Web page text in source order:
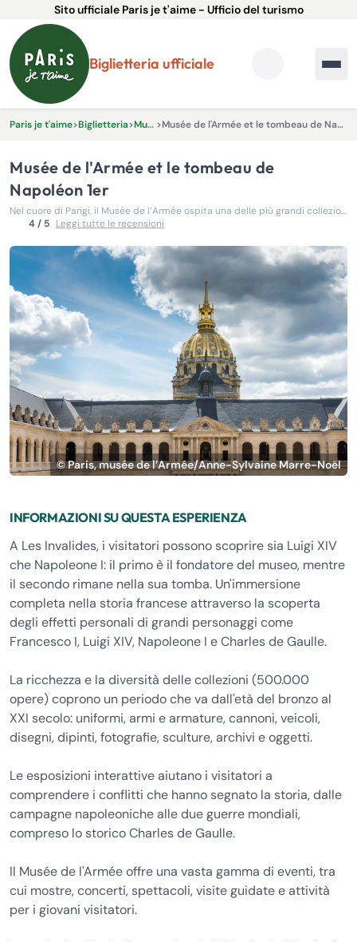
Sito ufficiale Paris je t'aime - Ufficio del turismo
Biglietteria ufficiale
Paris je t'aime>Biglietteria> Musei > Musée de l'Armée et le tombeau de Napoléon 1er
Musée de l'Armée et le tombeau de
Napoléon 1er
Nel cuore di Parigi, il Musée de l’Armée ospita una delle più grandi collezioni di arte e storia militare al mondo
4 / 5 Leggi tutte le recensioni
© Paris, musée de l’Armée/Anne-Sylvaine Marre-Noël
INFORMAZIONI SU QUESTA ESPERIENZA
A Les Invalides, i visitatori possono scoprire sia Luigi XIV
che Napoleone I: il primo è il fondatore del museo, mentre
il secondo rimane nella sua tomba. Un'immersione
completa nella storia francese attraverso la scoperta
degli effetti personali di grandi personaggi come
Francesco I, Luigi XIV, Napoleone I e Charles de Gaulle.
La ricchezza e la diversità delle collezioni (500.000
opere) coprono un periodo che va dall'età del bronzo al
XXI secolo: uniformi, armi e armature, cannoni, veicoli,
disegni, dipinti, fotografie, sculture, archivi e oggetti.
Le esposizioni interattive aiutano i visitatori a
comprendere i conflitti che hanno segnato la storia, dalle
campagne napoleoniche alle due guerre mondiali,
compreso lo storico Charles de Gaulle.
Il Musée de l'Armée offre una vasta gamma di eventi, tra
cui mostre, concerti, spettacoli, visite guidate e attività
per i giovani visitatori.